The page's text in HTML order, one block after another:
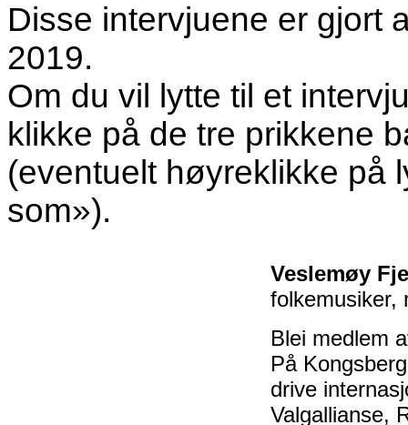
Disse intervjuene er gjort
2019.
Om du vil lytte til et
klikke på de tre prikkene
(eventuelt høyreklikke på
som»).
Veslemøy
folkemusiker,
Blei medlem
På
drive
Valgallianse,